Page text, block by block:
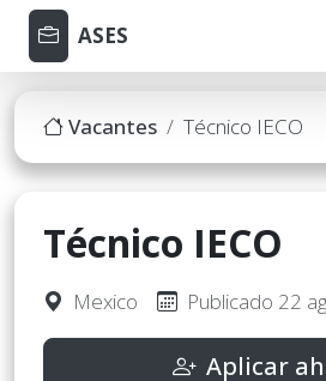
ASES
Vacantes Técnico IECO
Técnico IECO
Mexico Publicado 22
Aplicar